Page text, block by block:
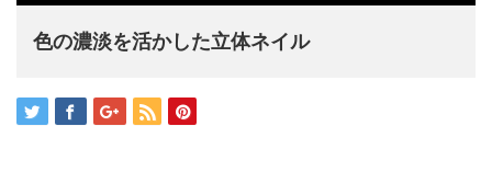
色の濃淡を活かした立体ネイル